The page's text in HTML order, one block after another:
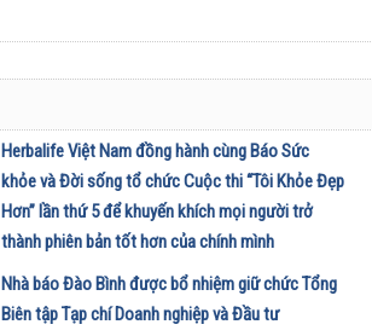
Herbalife Việt Nam đồng hành cùng Báo Sức
khỏe và Đời sống tổ chức Cuộc thi “Tôi Khỏe Đẹp
Hơn” lần thứ 5 để khuyến khích mọi người trở
thành phiên bản tốt hơn của chính mình
01/08/2026
Nhà báo Đào Bình được bổ nhiệm giữ chức Tổng
Biên tập Tạp chí Doanh nghiệp và Đầu tư